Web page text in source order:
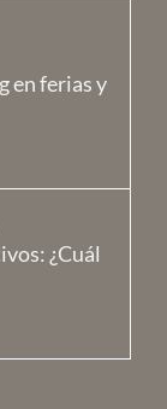
en ferias y
¿Cuál